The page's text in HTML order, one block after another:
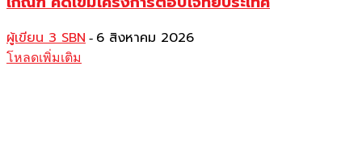
ผู้เขียน 3 SBN - 6 สิงหาคม 2026
โหลดเพิ่มเติม